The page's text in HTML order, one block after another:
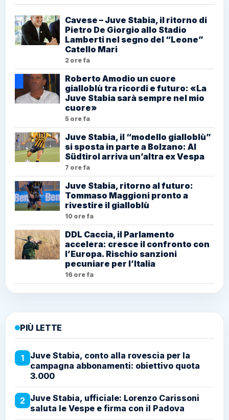
Cavese – Juve Stabia, il ritorno di
Pietro De Giorgio allo Stadio
Lamberti nel segno del “Leone”
Catello Mari
2 ore fa
Roberto Amodio un cuore
gialloblù tra ricordi e futuro: «La
Juve Stabia sarà sempre nel mio
cuore»
5 ore fa
Juve Stabia, il “modello gialloblù”
si sposta in parte a Bolzano: Al
Südtirol arriva un’altra ex Vespa
7 ore fa
Juve Stabia, ritorno al futuro:
Tommaso Maggioni pronto a
rivestire il gialloblù
10 ore fa
DDL Caccia, il Parlamento
accelera: cresce il confronto con
l’Europa. Rischio sanzioni
pecuniare per l’Italia
16 ore fa
PIÙ LETTE
1
Juve Stabia, conto alla rovescia per la
campagna abbonamenti: obiettivo quota
3.000
2 Juve Stabia, ufficiale: Lorenzo Carissoni
saluta le Vespe e firma con il Padova